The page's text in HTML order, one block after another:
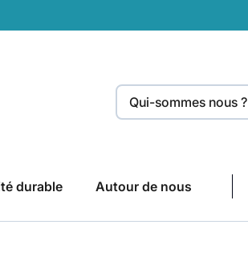
Qui-sommes nous ?
durable Autour de nous